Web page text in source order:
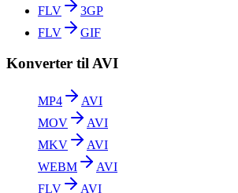
FLV
3GP
FLV
GIF
Konverter til AVI
MP4
AVI
MOV
AVI
MKV
AVI
WEBM
AVI
FLV
AVI